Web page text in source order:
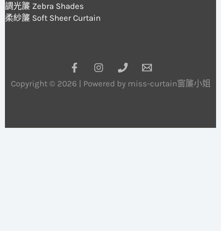
調光簾 Zebra Shades
柔紗簾 Soft Sheer Curtain
Copyright © 2026 | Powered by miss-curtain窗簾小姐